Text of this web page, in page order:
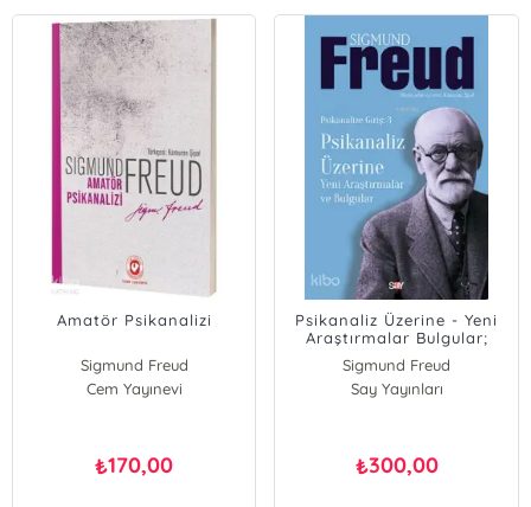
Amatör Psikanalizi
Sigmund Freud
Cem Yayınevi
₺170,00
Psikanaliz Üzerine - Yeni
Araştırmalar Bulgular;
Psikanalize Giriş 3
Sigmund Freud
Say Yayınları
₺300,00